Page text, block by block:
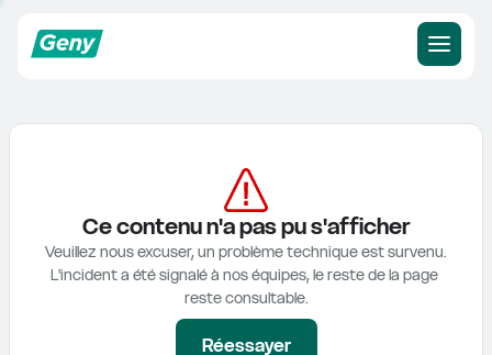
Ce contenu n'a pas pu s'afficher
Veuillez nous excuser, un problème technique est survenu.
L'incident a été signalé à nos équipes, le reste de la page
reste consultable.
Réessayer